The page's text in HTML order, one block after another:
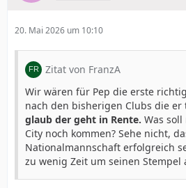
20. Mai 2026 um 10:10
Zitat von FranzA
Wir wären für Pep die erste
nach den bisherigen Clubs die
glaub der geht in Rente. Was soll
City noch kommen? Sehe nicht,
Nationalmannschaft erfolgreich
zu wenig Zeit um seinen Stempel